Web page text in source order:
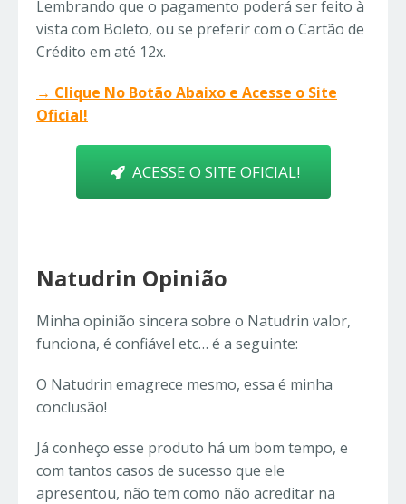
Lembrando que o pagamento poderá ser feito à
vista com Boleto, ou se preferir com o Cartão de
Crédito em até 12x.
→ Clique No Botão Abaixo e Acesse o Site
Oficial!
ACESSE O SITE OFICIAL!
Natudrin Opinião
Minha opinião sincera sobre o Natudrin valor,
funciona, é confiável etc… é a seguinte:
O Natudrin emagrece mesmo, essa é minha
conclusão!
Já conheço esse produto há um bom tempo, e
com tantos casos de sucesso que ele
apresentou, não tem como não acreditar na